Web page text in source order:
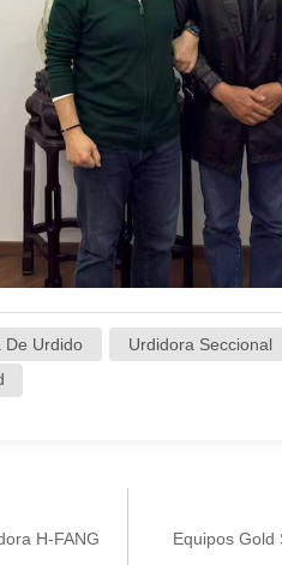
De Urdido
Urdidora Seccional
H-FANG
Equipos Gold